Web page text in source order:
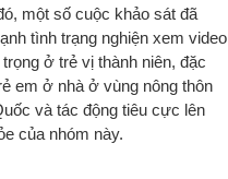
một số cuộc khảo sát đã
tình trạng nghiện xem video
trọng ở trẻ vị thành niên, đặc
em ở nhà ở vùng nông thôn
và tác động tiêu cực lên
của nhóm này.